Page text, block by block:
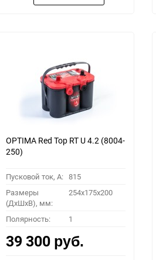
OPTIMA Red Top RT U 4.2 (8004-
250)
Пусковой ток, A: 815
Размеры
(ДхШхВ), мм:
254x175x200
Полярность: 1
39 300 руб.